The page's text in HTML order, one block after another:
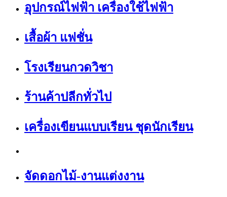
อุปกรณ์ไฟฟ้า เครื่องใช้ไฟฟ้า
เสื้อผ้า แฟชั่น
โรงเรียนกวดวิชา
ร้านค้าปลีกทั่วไป
เครื่องเขียนแบบเรียน ชุดนักเรียน
จัดดอกไม้-งานแต่งงาน